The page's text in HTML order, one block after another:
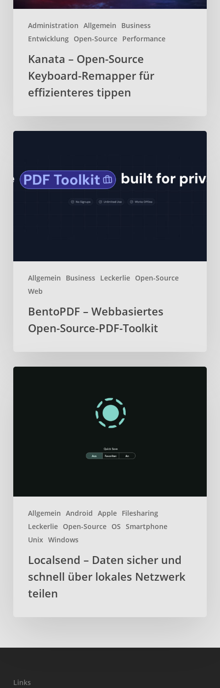
Administration Allgemein
Business
Entwicklung Open-Source Performance
Kanata – Open-Source
Keyboard-Remapper für
effizienteres tippen
Allgemein Business Leckerlie Open-Source
Web
Open-
Source-
BentoPDF – Webbasiertes
Open-Source-PDF-Toolkit
Allgemein Android Apple Filesharing
Leckerlie Open-Source OS Smartphone
Unix Windows
Localsend
Localsend – Daten sicher und
schnell über lokales Netzwerk
teilen
Links